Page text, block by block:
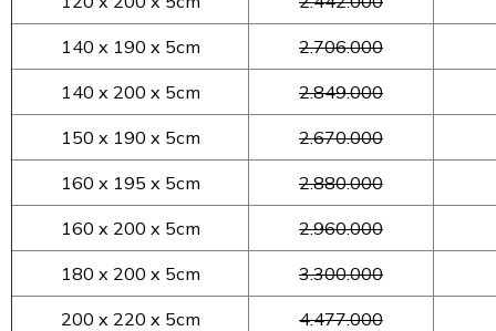
140 x 190 x 5cm 2.706.000
140 x 200 x 5cm 2.849.000
150 x 190 x 5cm 2.670.000
160 x 195 x 5cm 2.880.000
160 x 200 x 5cm 2.960.000
180 x 200 x 5cm 3.300.000
200 x 220 x 5cm 4.477.000